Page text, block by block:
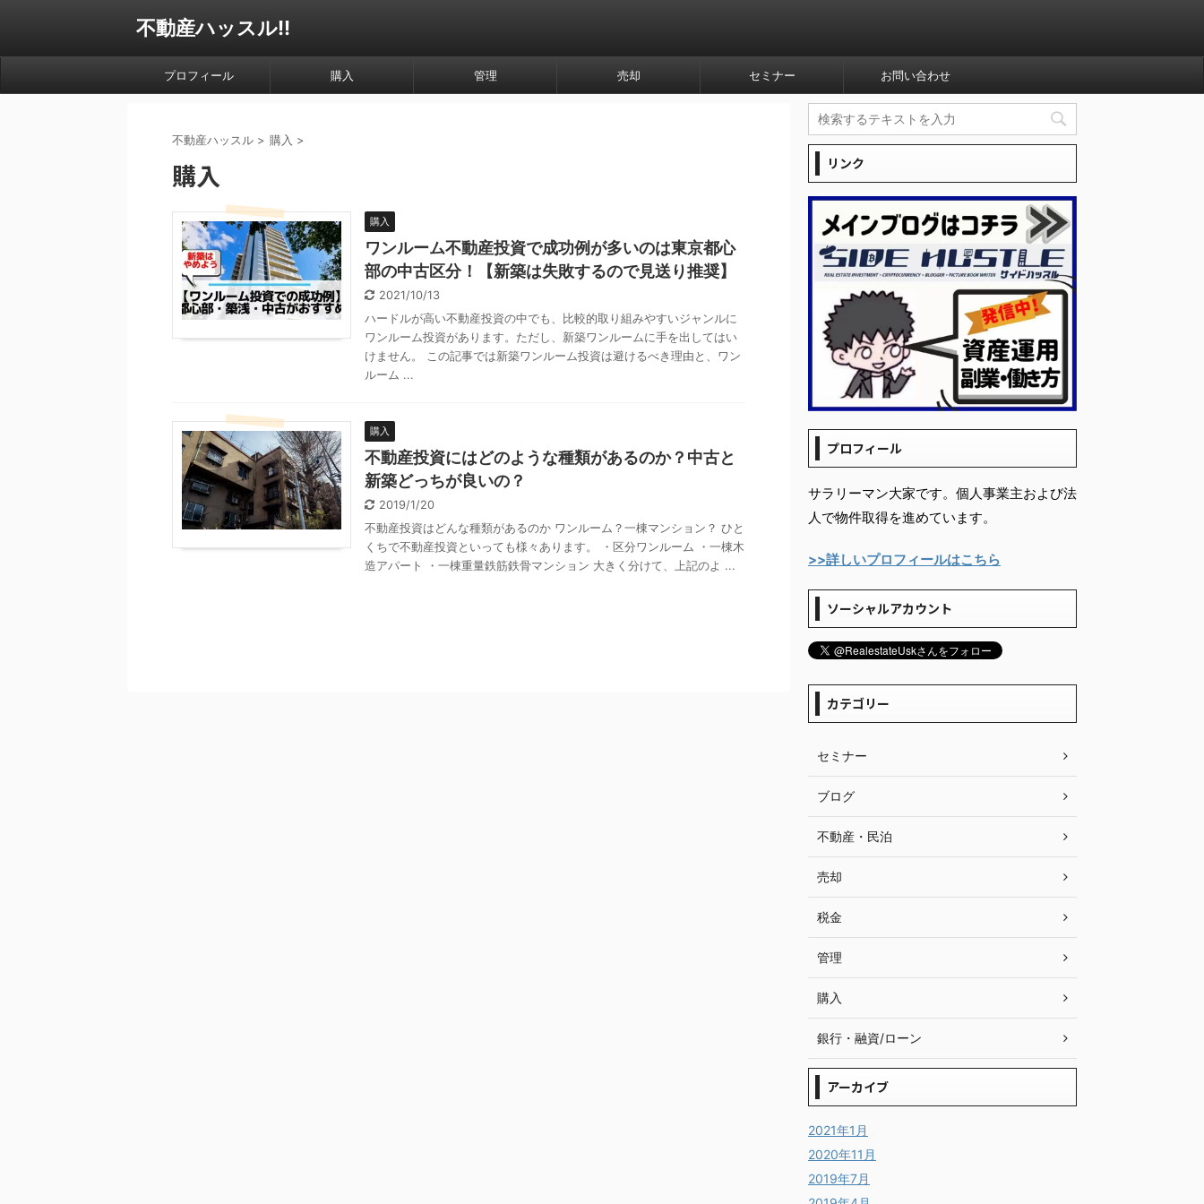
不動産ハッスル!!
プロフィール 購入 管理 売却 セミナー お問い合わせ
不動産ハッスル > 購入 >
購入
購入
ワンルーム不動産投資で成功例が多いのは東京都心
部の中古区分！【新築は失敗するので見送り推奨】
2021/10/13
ハードルが高い不動産投資の中でも、比較的取り組みやすいジャンルに
ワンルーム投資があります。ただし、新築ワンルームに手を出してはい
けません。 この記事では新築ワンルーム投資は避けるべき理由と、ワン
ルーム ...
購入
不動産投資にはどのような種類があるのか？中古と
新築どっちが良いの？
2019/1/20
不動産投資はどんな種類があるのか ワンルーム？一棟マンション？ ひと
くちで不動産投資といっても様々あります。 ・区分ワンルーム ・一棟木
造アパート ・一棟重量鉄筋鉄骨マンション 大きく分けて、上記のよ ...
リンク
プロフィール
サラリーマン大家です。個人事業主および法
人で物件取得を進めています。
>>詳しいプロフィールはこちら
ソーシャルアカウント
カテゴリー
セミナー
ブログ
不動産・民泊
売却
税金
管理
購入
銀行・融資/ローン
アーカイブ
2021年1月
2020年11月
2019年7月